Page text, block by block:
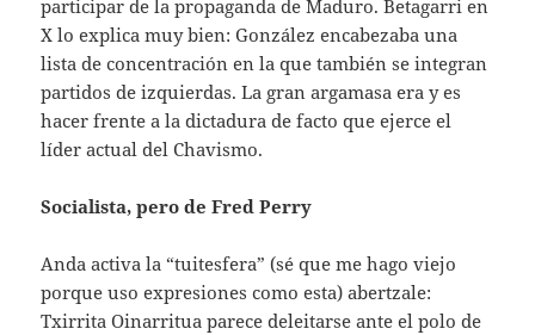
participar de la propaganda de Maduro. Betagarri en
X lo explica muy bien: González encabezaba una
lista de concentración en la que también se integran
partidos de izquierdas. La gran argamasa era y es
hacer frente a la dictadura de facto que ejerce el
líder actual del Chavismo.
Socialista, pero de Fred Perry
Anda activa la “tuitesfera” (sé que me hago viejo
porque uso expresiones como esta) abertzale:
Txirrita Oinarritua parece deleitarse ante el polo de